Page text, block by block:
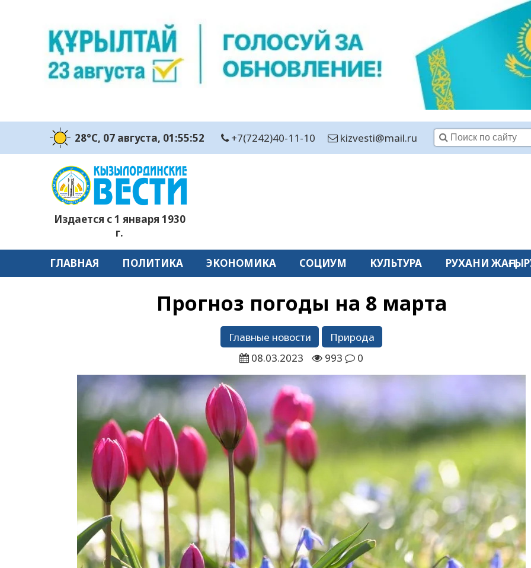
28°C, 07 августа, 01:55:53 +7(7242)40-11-10 kizvesti@mail.ru
Издается с 1 января 1930
г.
ГЛАВНАЯ ПОЛИТИКА ЭКОНОМИКА СОЦИУМ КУЛЬТУРА РУХАНИ
Прогноз погоды на 8 марта
Главные новости
Природа
08.03.2023
993 0